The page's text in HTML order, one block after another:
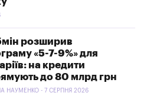
розширив
«5-7-9%» для
на кредити
до 80 млрд грн
НАУМЕНКО - 7 СЕРПНЯ 2026